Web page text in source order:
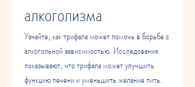
алкоголизма
Узнайте, как трифала может помочь в борьбе с
алкогольной зависимостью. Исследования
показывают, что трифала может улучшить
функцию печени и уменьшить желание пить.